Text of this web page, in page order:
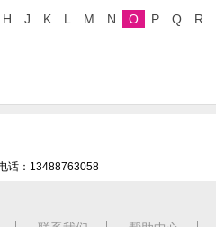
H J K L M N O P Q R
话：13488763058